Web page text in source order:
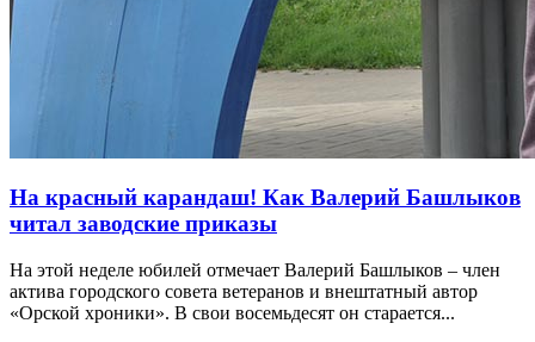
На красный карандаш! Как Валерий Башлыков
читал заводские приказы
На этой неделе юбилей отмечает Валерий Башлыков – член
актива городского совета ветеранов и внештатный автор
«Орской хроники». В свои восемьдесят он старается...